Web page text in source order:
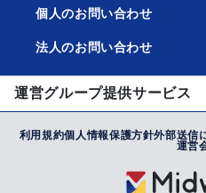
個人のお問い合わせ
法人のお問い合わせ
運営グループ提供サービス
利用規約個人情報保護方針外部送信
運営